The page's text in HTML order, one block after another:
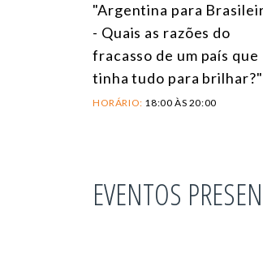
"Argentina para
- Quais as razões do
fracasso de um país que
tinha tudo para brilhar?"
HORÁRIO: 18:00 ÀS 20:00
EVENTOS